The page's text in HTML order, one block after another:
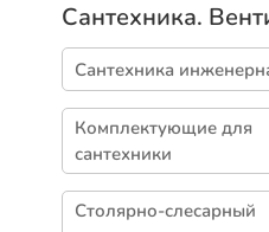
Сантехника.
Сантехника
Резьбовой фитинг (738)
Арматура запорная (371)
Полипропилен (302)
Канализация (241)
Комплектующие для
сантехники
Сифоны (359)
Подводка для воды (335)
Столярно-слесарный